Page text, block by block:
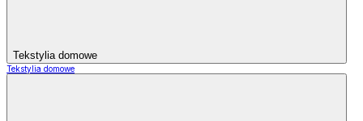
Tekstylia domowe
Tekstylia domowe